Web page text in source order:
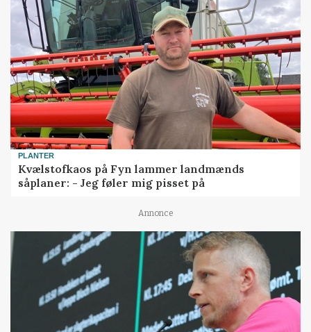
PLANTER
Kvælstofkaos på Fyn lammer landmænds
såplaner: - Jeg føler mig pisset på
Annonce